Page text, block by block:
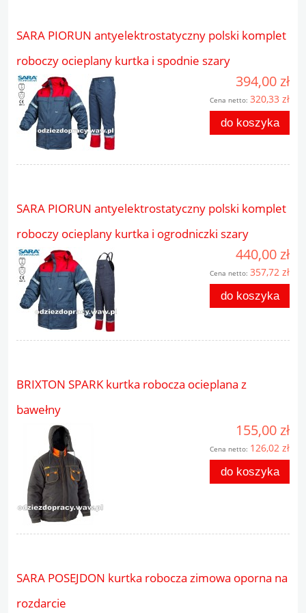
SARA PIORUN antyelektrostatyczny polski komplet
roboczy ocieplany kurtka i spodnie szary
394,00 zł
Cena netto: 320,33 zł
do koszyka
SARA PIORUN antyelektrostatyczny polski komplet
roboczy ocieplany kurtka i ogrodniczki szary
440,00 zł
Cena netto: 357,72 zł
do koszyka
BRIXTON SPARK kurtka robocza ocieplana z
bawełny
155,00 zł
Cena netto: 126,02 zł
do koszyka
SARA POSEJDON kurtka robocza zimowa oporna na
rozdarcie